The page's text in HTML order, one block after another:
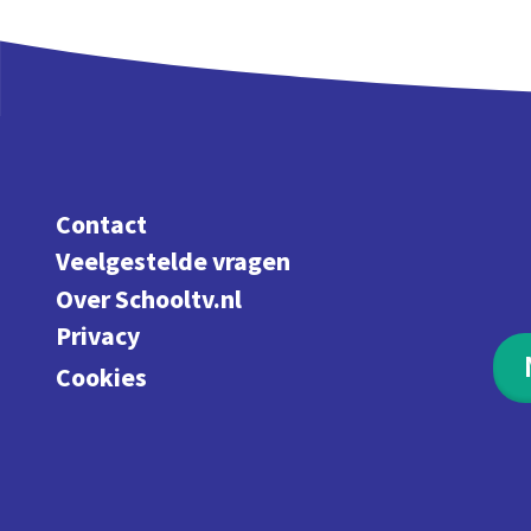
Contact
Veelgestelde vragen
Over Schooltv.nl
Privacy
Cookies